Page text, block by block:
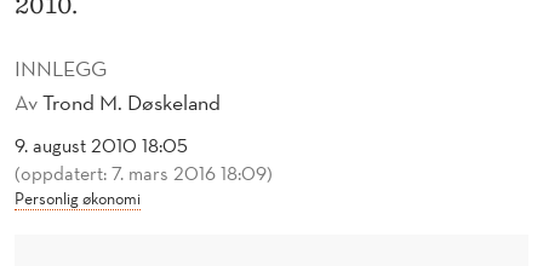
L
L
D
E
L
INNLEGG
AvTrond M. Døskeland
9. august 2010 18:05
(oppdatert: 7. mars 2016 18:09)
Personlig økonomi